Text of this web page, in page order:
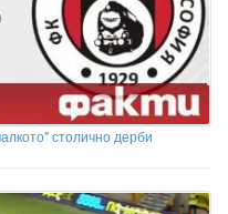
столично дерби